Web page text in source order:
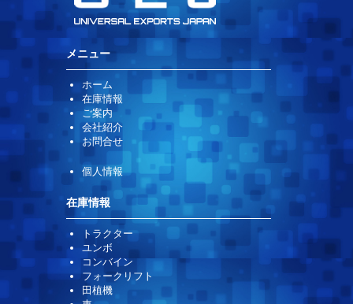
メニュー
ホーム
在庫情報
ご案内
会社紹介
お問合せ
個人情報
在庫情報
トラクター
ユンボ
コンバイン
フォークリフト
田植機